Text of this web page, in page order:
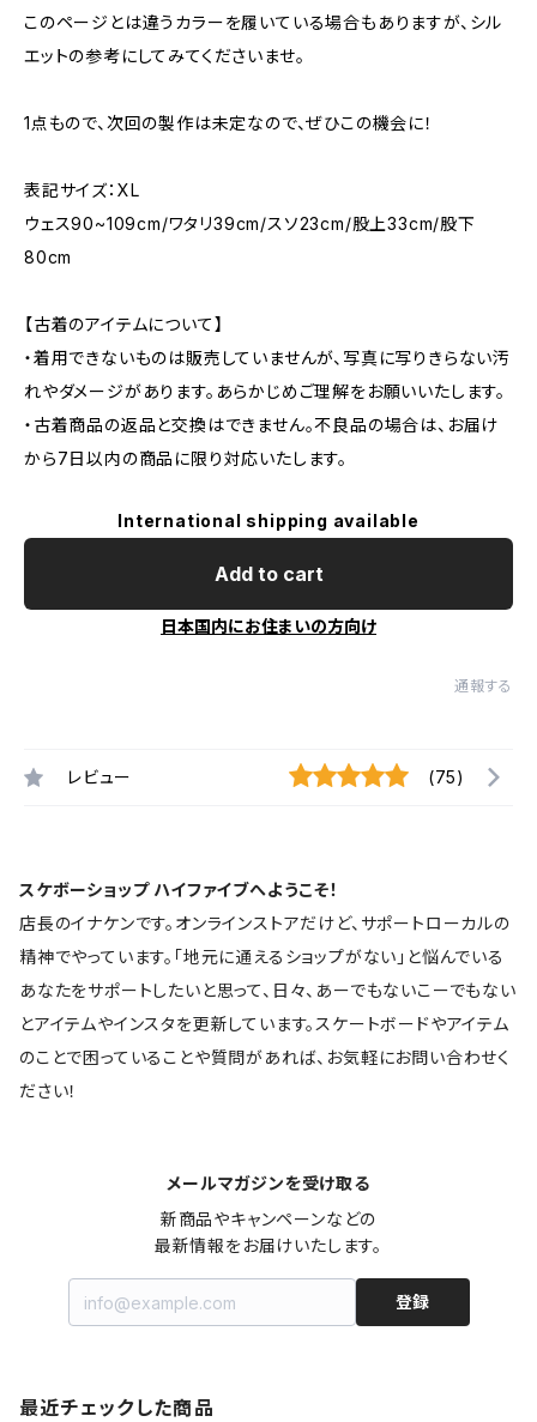
このページとは違うカラーを履いている場合もありますが、シル
エットの参考にしてみてくださいませ。
1点もので、次回の製作は未定なので、ぜひこの機会に！
表記サイズ：XL
ウェス90~109cm/ワタリ39cm/スソ23cm/股上33cm/股下
80cm
【古着のアイテムについて】
・着用できないものは販売していませんが、写真に写りきらない汚
れやダメージがあります。あらかじめご理解をお願いいたします。
・古着商品の返品と交換はできません。不良品の場合は、お届け
から7日以内の商品に限り対応いたします。
International shipping available
Add to cart
日本国内にお住まいの方向け
通報する
レビュー (75)
スケボーショップ ハイファイブへようこそ！
店長のイナケンです。オンラインストアだけど、サポートローカルの
精神でやっています。「地元に通えるショップがない」と悩んでいる
あなたをサポートしたいと思って、日々、あーでもないこーでもない
とアイテムやインスタを更新しています。スケートボードやアイテム
のことで困っていることや質問があれば、お気軽にお問い合わせく
ださい！
メールマガジンを受け取る
新商品やキャンペーンなどの
最新情報をお届けいたします。
登録
最近チェックした商品